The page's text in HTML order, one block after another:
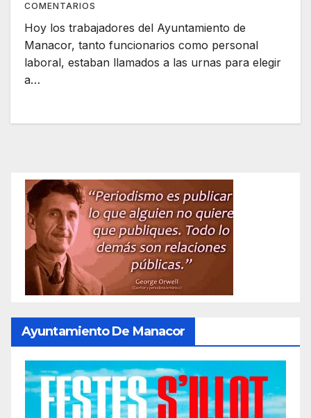
COMENTARIOS
Hoy los trabajadores del Ayuntamiento de
Manacor, tanto funcionarios como personal
laboral, estaban llamados a las urnas para elegir
a…
Ayuntamiento De Manacor